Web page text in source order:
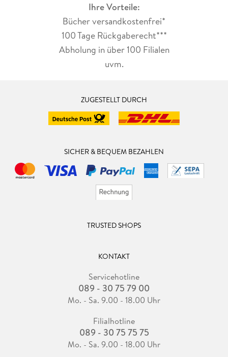
Ihre Vorteile:
Bücher versandkostenfrei*
100 Tage Rückgaberecht***
Abholung in über 100 Filialen
uvm.
ZUGESTELLT DURCH
SICHER & BEQUEM BEZAHLEN
TRUSTED SHOPS
KONTAKT
Servicehotline
089 - 30 75 79 00
Mo. - Sa. 9.00 - 18.00 Uhr
Filialhotline
089 - 30 75 75 75
Mo. - Sa. 9.00 - 18.00 Uhr